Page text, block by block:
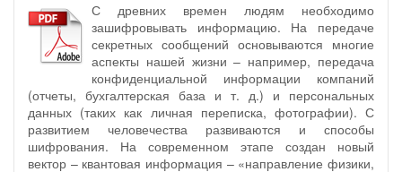
С древних времен людям необходимо
зашифровывать информацию. На передаче
секретных сообщений основываются многие
аспекты нашей жизни – например, передача
конфиденциальной информации компаний
(отчеты, бухгалтерская база и т. д.) и персональных
данных (таких как личная переписка, фотографии). С
развитием человечества развиваются и способы
шифрования. На современном этапе создан новый
вектор – квантовая информация – «направление физики,